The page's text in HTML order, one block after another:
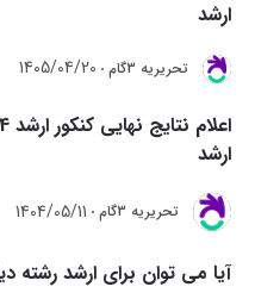
ارشد
تحريريه 3گام 1405/04/20
ارشد
تحريريه 3گام 1404/05/11
آیا می توان برای ارشد